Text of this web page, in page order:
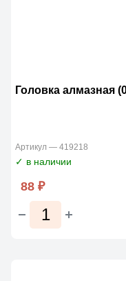
Головка алмазная
Артикул — 419218
✓ в наличии
88 ₽